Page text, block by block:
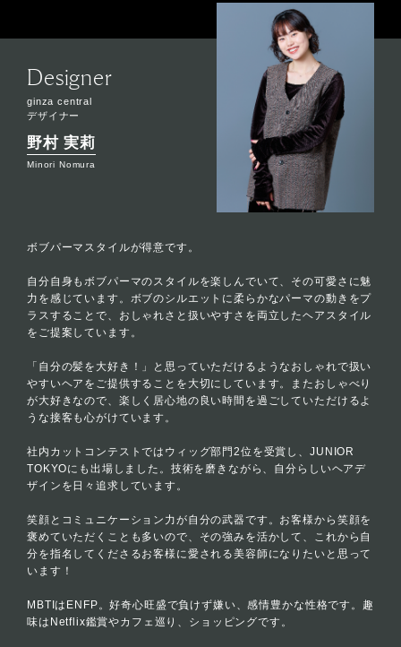
Designer
ginza central
デザイナー
野村 実莉
Minori Nomura
ボブパーマスタイルが得意です。
自分自身もボブパーマのスタイルを楽しんでいて、その可愛さに魅
力を感じています。ボブのシルエットに柔らかなパーマの動きをプ
ラスすることで、おしゃれさと扱いやすさを両立したヘアスタイル
をご提案しています。
「自分の髪を大好き！」と思っていただけるようなおしゃれで扱い
やすいヘアをご提供することを大切にしています。またおしゃべり
が大好きなので、楽しく居心地の良い時間を過ごしていただけるよ
うな接客も心がけています。
社内カットコンテストではウィッグ部門2位を受賞し、JUNIOR
TOKYOにも出場しました。技術を磨きながら、自分らしいヘアデ
ザインを日々追求しています。
笑顔とコミュニケーション力が自分の武器です。お客様から笑顔を
褒めていただくことも多いので、その強みを活かして、これから自
分を指名してくださるお客様に愛される美容師になりたいと思って
います！
MBTIはENFP。好奇心旺盛で負けず嫌い、感情豊かな性格です。趣
味はNetflix鑑賞やカフェ巡り、ショッピングです。